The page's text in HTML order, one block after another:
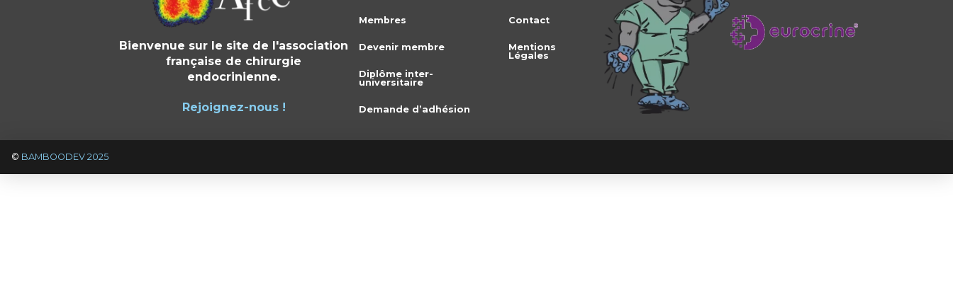
Bienvenue sur le site de l'association
française de chirurgie
endocrinienne.
Rejoignez-nous !
Membres
Devenir membre
Diplôme inter-
universitaire
Demande d’adhésion
Contact
Mentions
Légales
© BAMBOODEV 2025